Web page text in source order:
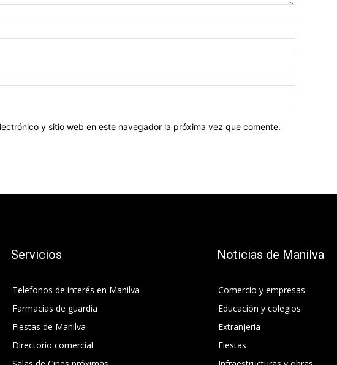
electrónico:
web:
y sitio web en este navegador la próxima vez que comente.
Servicios
Telefonos de interés en Manilva
Farmacias de guardia
Fiestas de Manilva
Directorio comercial
Noticias de Manilva
Comercio y empresas
Educación y colegios
Extranjeria
Fiestas